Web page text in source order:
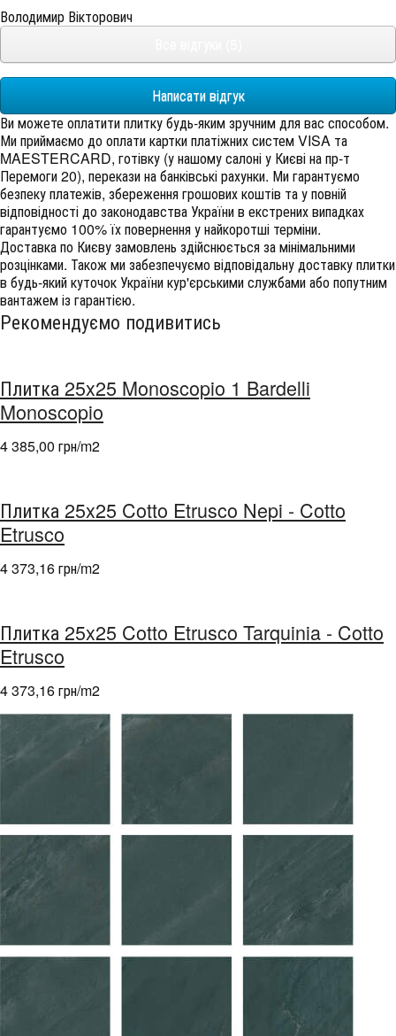
Володимир Вікторович
Написати відгук
Ви можете оплатити плитку будь-яким зручним для вас способом.
Ми приймаємо до оплати картки платіжних систем VISA та
MAESTERCARD, готівку (у нашому салоні у Києві на пр-т
Перемоги 20), перекази на банківські рахунки. Ми гарантуємо
безпеку платежів, збереження грошових коштів та у повній
відповідності до законодавства України в екстрених випадках
гарантуємо 100% їх повернення у найкоротші терміни.
Доставка по Києву замовлень здійснюється за мінімальними
розцінками. Також ми забезпечуємо відповідальну доставку плитки
в будь-який куточок України кур'єрськими службами або попутним
вантажем із гарантією.
Рекомендуємо подивитись
Плитка 25x25 Monoscopio 1 Bardelli
Monoscopio
4 385,00 грн/m2
Плитка 25x25 Cotto Etrusco Nepi - Cotto
Etrusco
4 373,16 грн/m2
Плитка 25x25 Cotto Etrusco Tarquinia - Cotto
Etrusco
4 373,16 грн/m2